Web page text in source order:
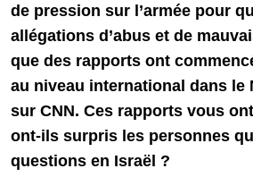
de pression sur l’armée pour
allégations d’abus et de
que des rapports ont
au niveau international dans le
sur CNN. Ces rapports vous
ont-ils surpris les personnes
questions en Israël ?